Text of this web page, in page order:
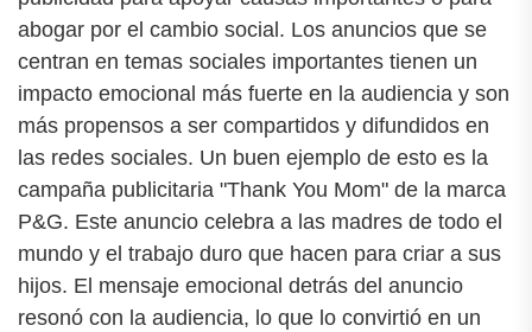
abogar por el cambio social. Los anuncios que se
centran en temas sociales importantes tienen un
impacto emocional más fuerte en la audiencia y son
más propensos a ser compartidos y difundidos en
las redes sociales. Un buen ejemplo de esto es la
campaña publicitaria "Thank You Mom" de la marca
P&G. Este anuncio celebra a las madres de todo el
mundo y el trabajo duro que hacen para criar a sus
hijos. El mensaje emocional detrás del anuncio
resonó con la audiencia, lo que lo convirtió en un